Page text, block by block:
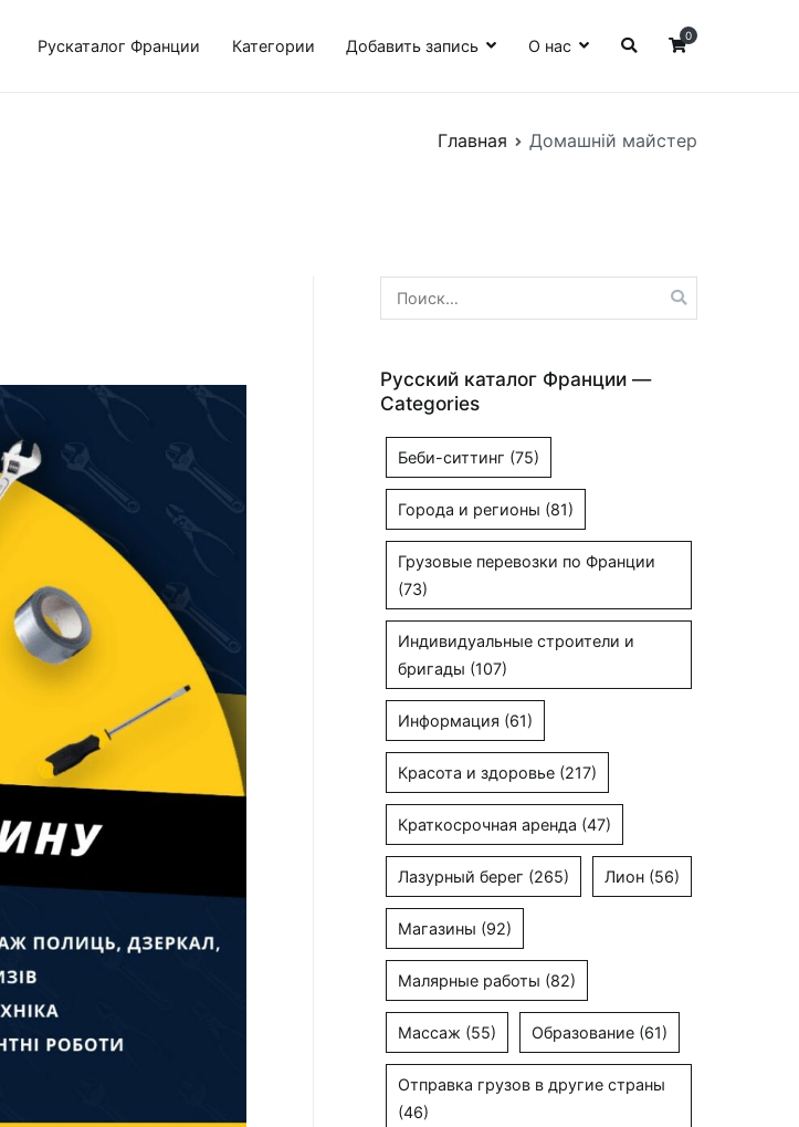
Рускаталог Франции Категории Добавить запись О нас
0
Главная Домашній майстер
Найти:
Русский каталог Франции —
Categories
Беби-ситтинг (75)
Города и регионы (81)
Грузовые перевозки по Франции
(73)
Индивидуальные строители и
бригады (107)
Информация (61)
Красота и здоровье (217)
Краткосрочная аренда (47)
Лазурный берег (265) Лион (56)
Магазины (92)
Малярные работы (82)
Массаж (55) Образование (61)
Отправка грузов в другие страны
(46)